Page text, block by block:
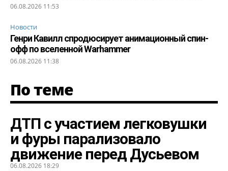
06.08.2026 11:53
Новости
Генри Кавилл спродюсирует анимационный спин-
офф по вселенной Warhammer
06.08.2026 11:38
По теме
ДТП с участием легковушки
и фуры парализовало
движение перед Дусьевом
06.08.2026 18:29